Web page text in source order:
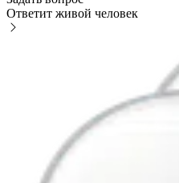
Ответит живой человек